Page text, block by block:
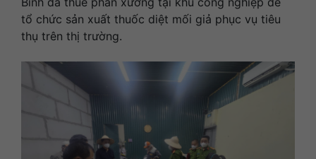
tổ chức sản xuất thuốc diệt mối giả phục vụ tiêu
thụ trên thị trường.